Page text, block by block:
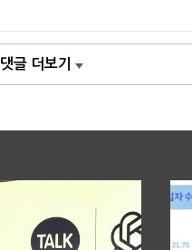
댓글 더보기